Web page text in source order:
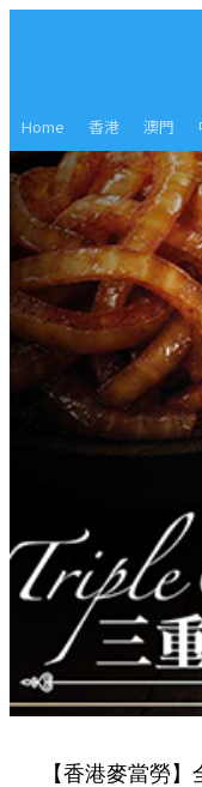
Home 香港 澳門
【香港麥當勞